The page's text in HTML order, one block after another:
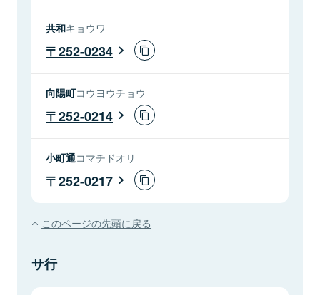
共和キョウワ
252-0234
向陽町コウヨウチョウ
252-0214
小町通コマチドオリ
252-0217
このページの先頭に戻る
サ行